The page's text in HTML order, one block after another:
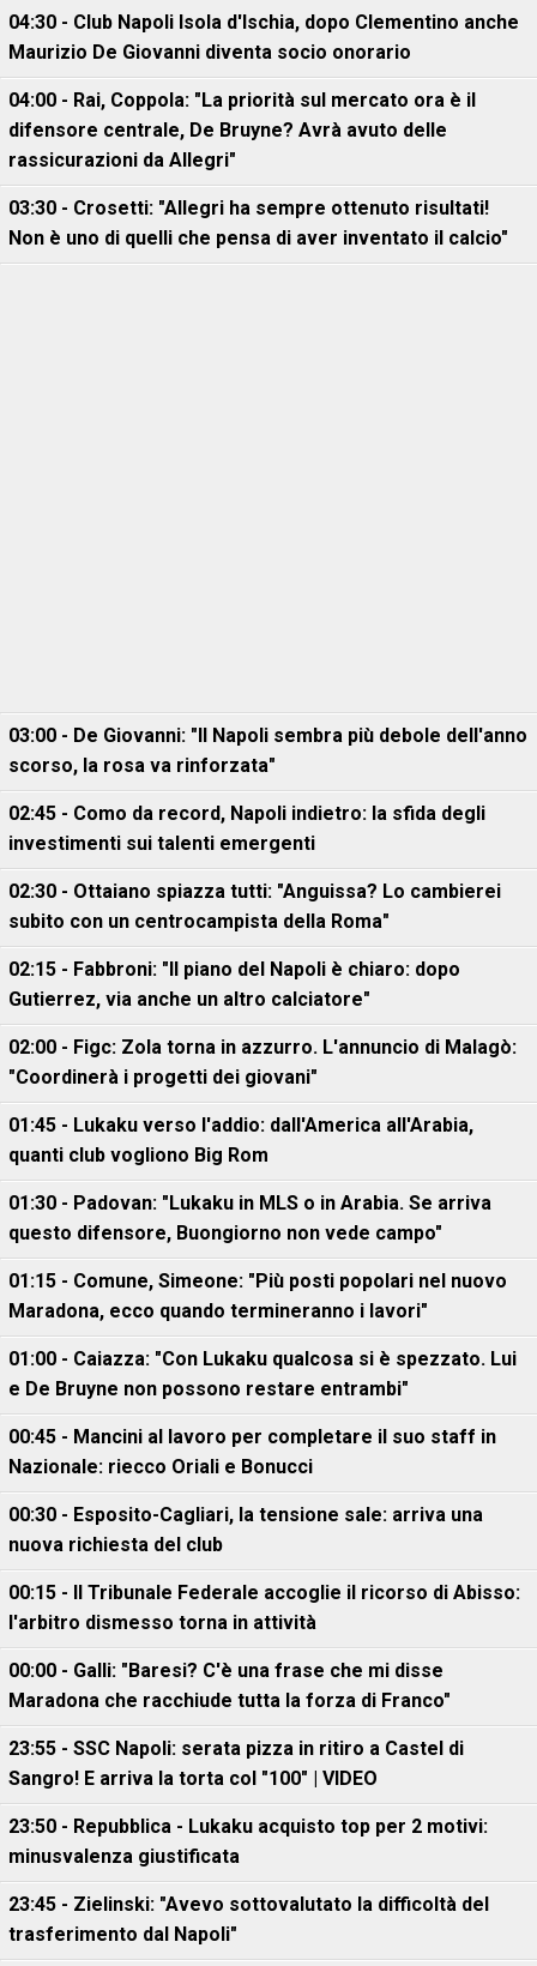
04:30 - Club Napoli Isola d'Ischia, dopo Clementino anche
Maurizio De Giovanni diventa socio onorario
04:00 - Rai, Coppola: "La priorità sul mercato ora è il
difensore centrale, De Bruyne? Avrà avuto delle
rassicurazioni da Allegri"
03:30 - Crosetti: "Allegri ha sempre ottenuto risultati!
Non è uno di quelli che pensa di aver inventato il calcio"
03:00 - De Giovanni: "Il Napoli sembra più debole dell'anno
scorso, la rosa va rinforzata"
02:45 - Como da record, Napoli indietro: la sfida degli
investimenti sui talenti emergenti
02:30 - Ottaiano spiazza tutti: "Anguissa? Lo cambierei
subito con un centrocampista della Roma"
02:15 - Fabbroni: "Il piano del Napoli è chiaro: dopo
Gutierrez, via anche un altro calciatore"
02:00 - Figc: Zola torna in azzurro. L'annuncio di Malagò:
"Coordinerà i progetti dei giovani"
01:45 - Lukaku verso l'addio: dall'America all'Arabia,
quanti club vogliono Big Rom
01:30 - Padovan: "Lukaku in MLS o in Arabia. Se arriva
questo difensore, Buongiorno non vede campo"
01:15 - Comune, Simeone: "Più posti popolari nel nuovo
Maradona, ecco quando termineranno i lavori"
01:00 - Caiazza: "Con Lukaku qualcosa si è spezzato. Lui
e De Bruyne non possono restare entrambi"
00:45 - Mancini al lavoro per completare il suo staff in
Nazionale: riecco Oriali e Bonucci
00:30 - Esposito-Cagliari, la tensione sale: arriva una
nuova richiesta del club
00:15 - Il Tribunale Federale accoglie il ricorso di Abisso:
l'arbitro dismesso torna in attività
00:00 - Galli: "Baresi? C'è una frase che mi disse
Maradona che racchiude tutta la forza di Franco"
23:55 - SSC Napoli: serata pizza in ritiro a Castel di
Sangro! E arriva la torta col "100" | VIDEO
23:50 - Repubblica - Lukaku acquisto top per 2 motivi:
minusvalenza giustificata
23:45 - Zielinski: "Avevo sottovalutato la difficoltà del
trasferimento dal Napoli"